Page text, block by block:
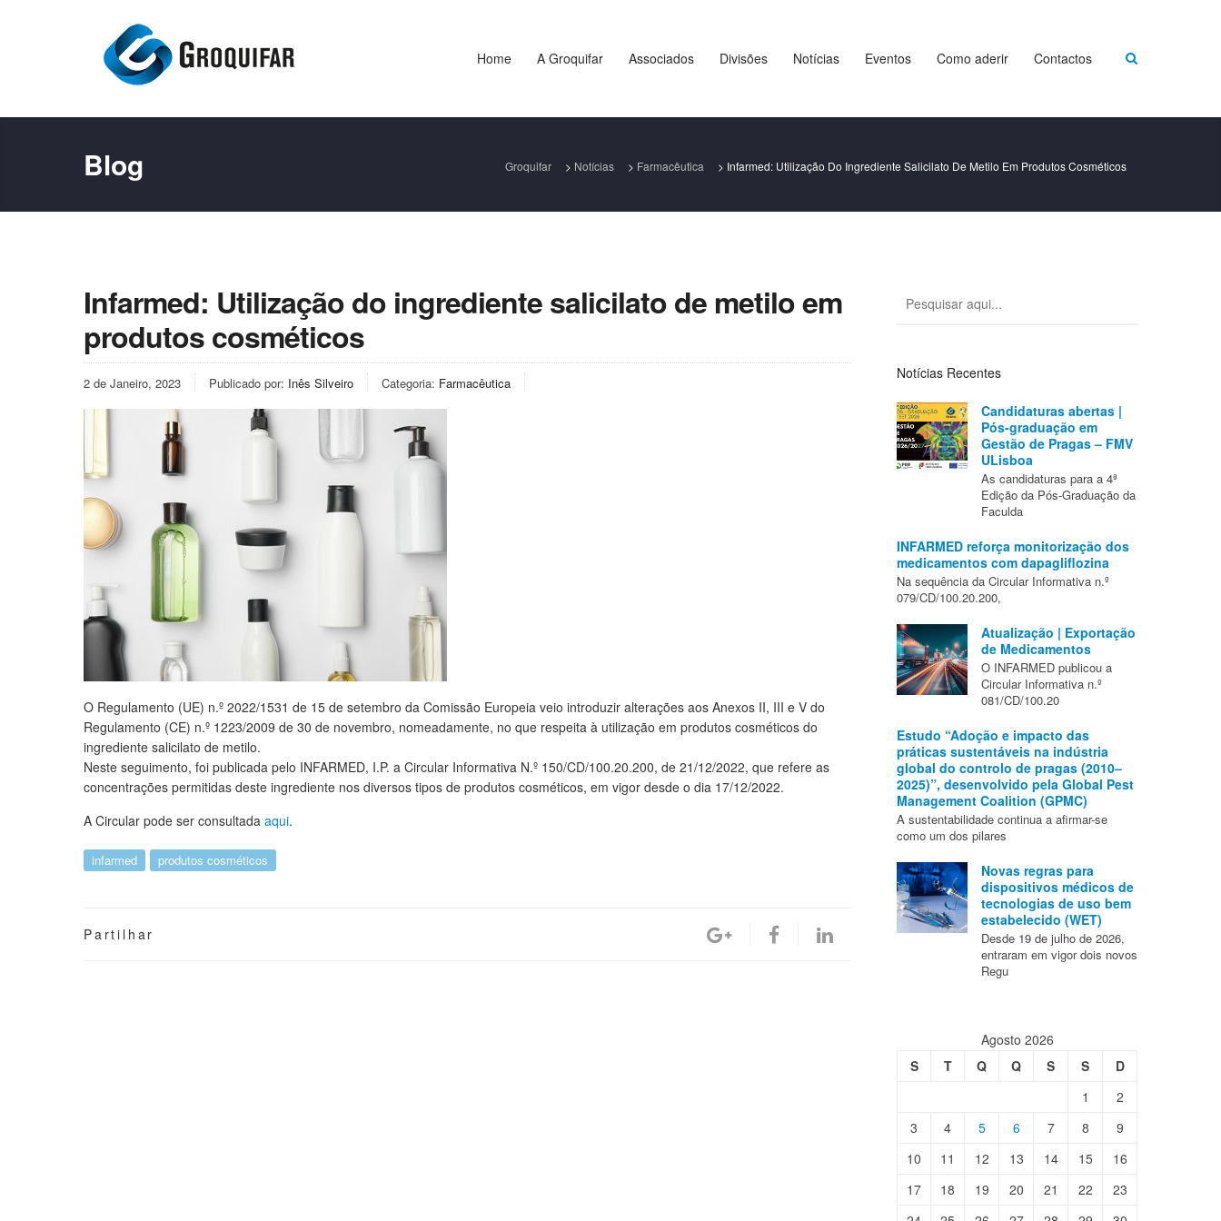
Home A Groquifar Associados Divisões Notícias Eventos Como aderir Contactos
Blog Groquifar > Notícias > Farmacêutica > Infarmed: Utilização Do Ingrediente Salicilato De Metilo Em Produtos Cosméticos
Infarmed: Utilização do ingrediente salicilato de metilo em
produtos cosméticos
2 de Janeiro, 2023 Publicado por: Inês Silveiro Categoria: Farmacêutica
O Regulamento (UE) n.º 2022/1531 de 15 de setembro da Comissão Europeia veio introduzir alterações aos Anexos II, III e V do
Regulamento (CE) n.º 1223/2009 de 30 de novembro, nomeadamente, no que respeita à utilização em produtos cosméticos do
ingrediente salicilato de metilo.
Neste seguimento, foi publicada pelo INFARMED, I.P. a Circular Informativa N.º 150/CD/100.20.200, de 21/12/2022, que refere as
concentrações permitidas deste ingrediente nos diversos tipos de produtos cosméticos, em vigor desde o dia 17/12/2022.
A Circular pode ser consultada aqui.
infarmed produtos cosméticos
Partilhar
Notícias Recentes
Candidaturas abertas |
Pós-graduação em
Gestão de Pragas – FMV
ULisboa
As candidaturas para a 4ª
Edição da Pós-Graduação da
Faculda
INFARMED reforça monitorização dos
medicamentos com dapagliflozina
Na sequência da Circular Informativa n.º
079/CD/100.20.200,
Atualização | Exportação
de Medicamentos
O INFARMED publicou a
Circular Informativa n.º
081/CD/100.20
Estudo “Adoção e impacto das
práticas sustentáveis na indústria
global do controlo de pragas (2010–
2025)”, desenvolvido pela Global Pest
Management Coalition (GPMC)
A sustentabilidade continua a afirmar-se
como um dos pilares
Novas regras para
dispositivos médicos de
tecnologias de uso bem
estabelecido (WET)
Desde 19 de julho de 2026,
entraram em vigor dois novos
Regu
Agosto 2026
S
T Q Q S S
D
1
2
3
4 5 6 7 8
9
10
11 12 13 14 15
16
17
18 19 20 21 22
23